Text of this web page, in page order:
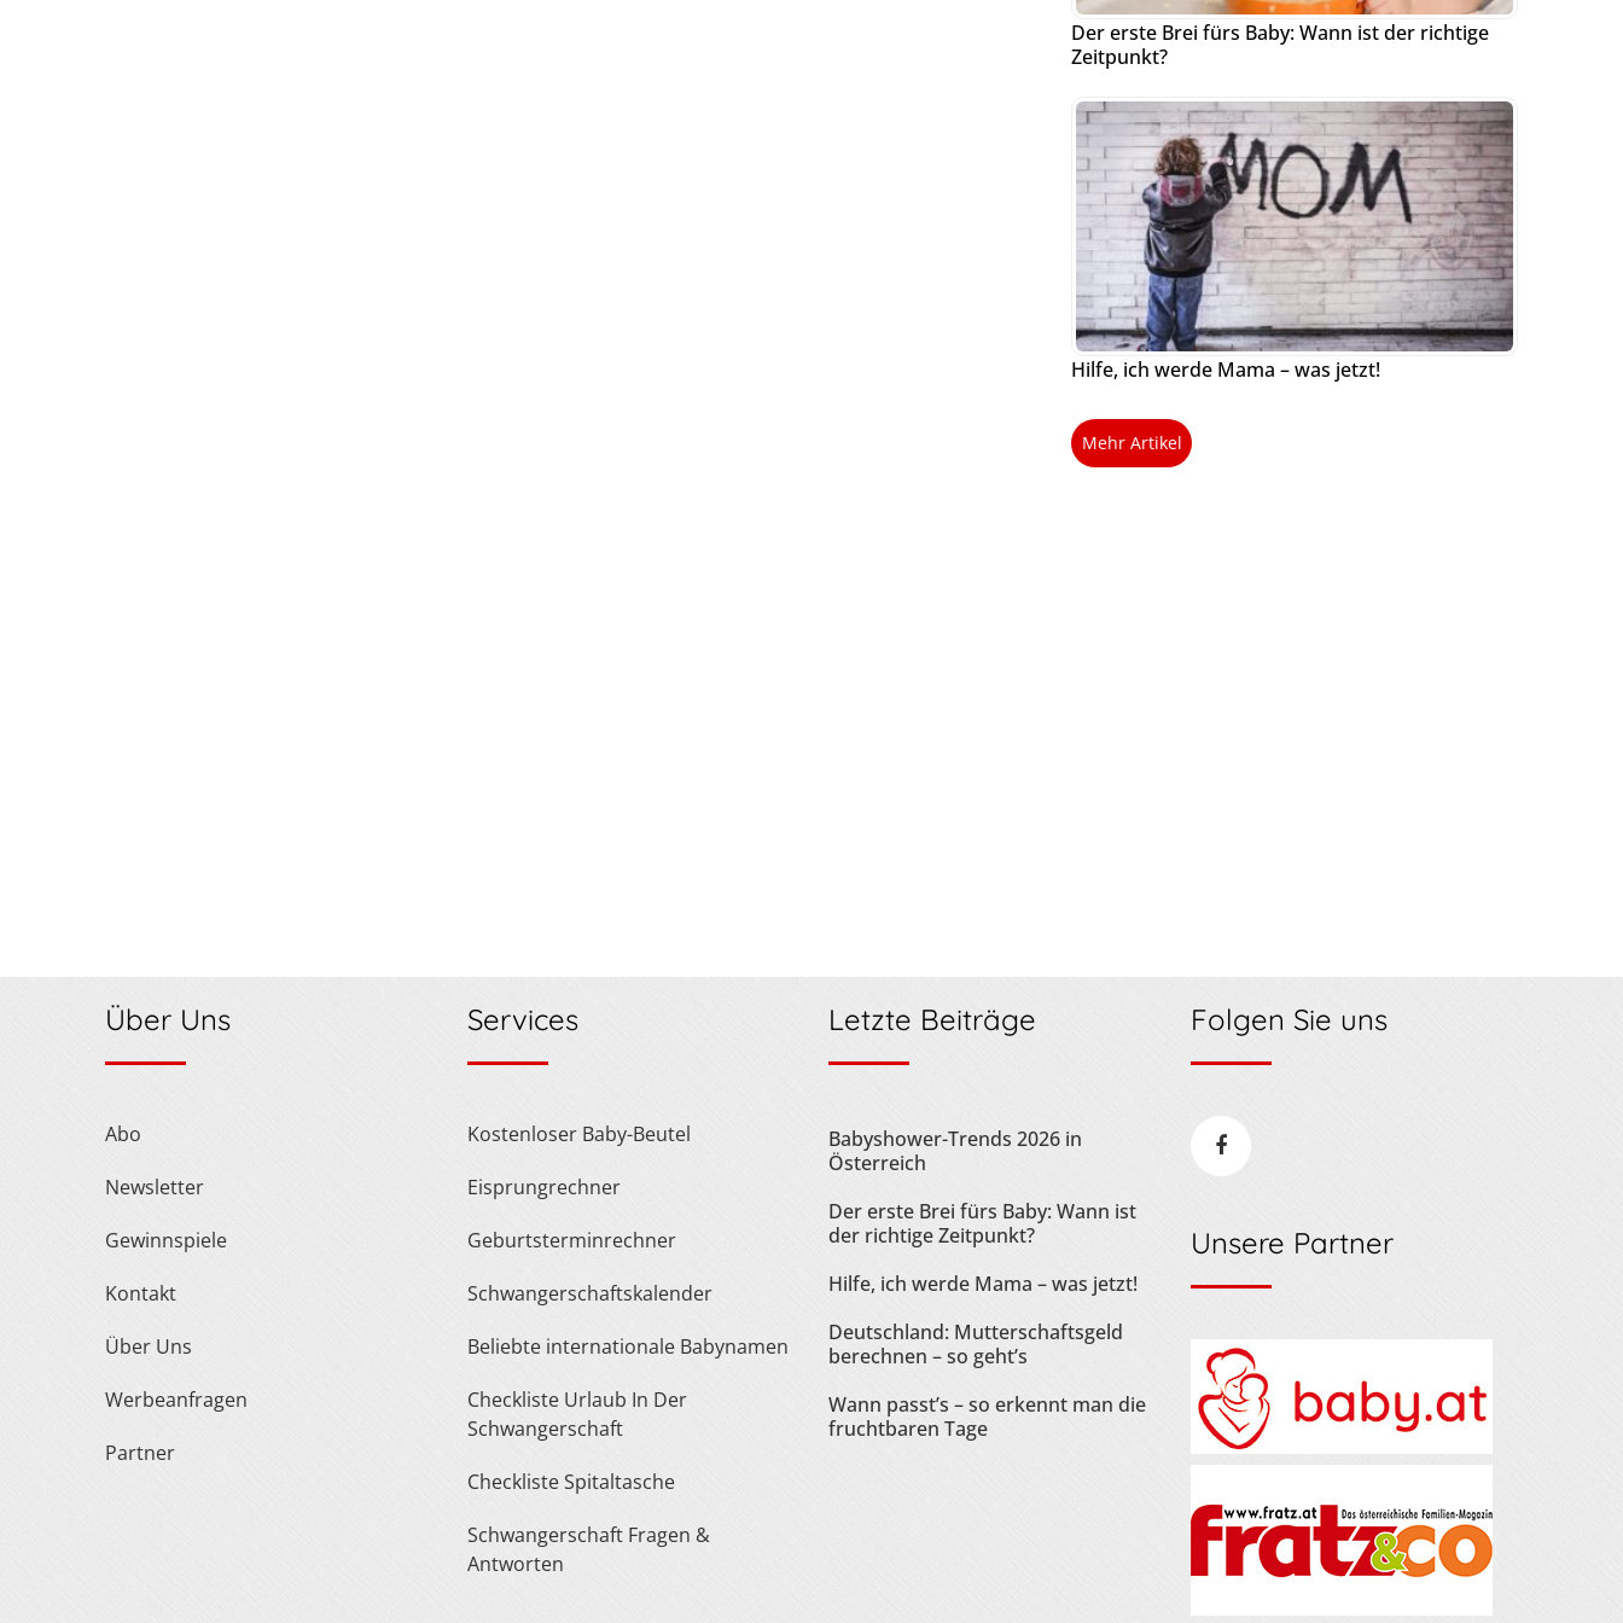
Der erste Brei fürs Baby: Wann ist der richtige
Zeitpunkt?
Hilfe, ich werde Mama – was jetzt!
Mehr Artikel
Über Uns
Abo
Newsletter
Gewinnspiele
Kontakt
Über Uns
Werbeanfragen
Partner
Services
Kostenloser Baby-Beutel
Eisprungrechner
Geburtsterminrechner
Schwangerschaftskalender
Beliebte internationale Babynamen
Checkliste Urlaub In Der
Schwangerschaft
Checkliste Spitaltasche
Schwangerschaft Fragen &
Antworten
Letzte Beiträge
Babyshower-Trends 2026 in
Österreich
Der erste Brei fürs Baby: Wann ist
der richtige Zeitpunkt?
Hilfe, ich werde Mama – was jetzt!
Deutschland: Mutterschaftsgeld
berechnen – so geht’s
Wann passt’s – so erkennt man die
fruchtbaren Tage
Folgen Sie uns
Unsere Partner